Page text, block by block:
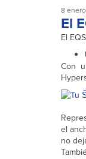
8
El
El
Con
el
no